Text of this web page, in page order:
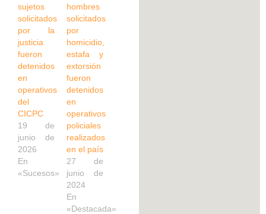
sujetos
solicitados
por la
justicia
fueron
detenidos
en
operativos
del
CICPC
19 de
junio de
2026
En
«Sucesos»
hombres
solicitados
por
homicidio,
estafa y
extorsión
fueron
detenidos
en
operativos
policiales
realizados
en el país
27 de
junio de
2024
En
«Destacada»